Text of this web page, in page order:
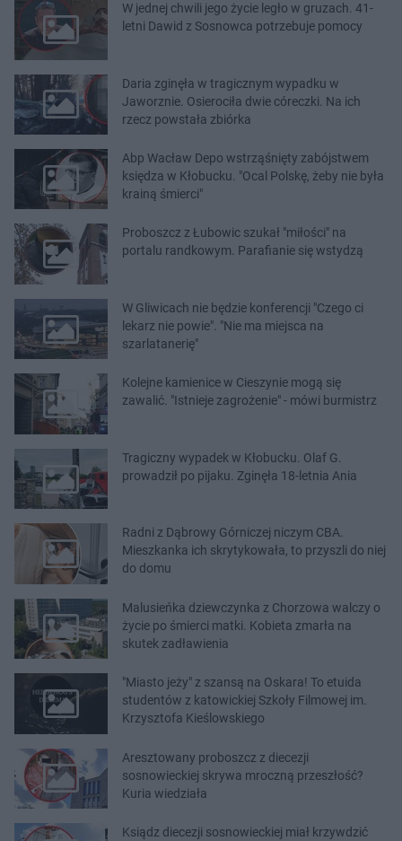
W jednej chwili jego życie legło w gruzach. 41-
letni Dawid z Sosnowca potrzebuje pomocy
Daria zginęła w tragicznym wypadku w
Jaworznie. Osierociła dwie córeczki. Na ich
rzecz powstała zbiórka
Abp Wacław Depo wstrząśnięty zabójstwem
księdza w Kłobucku. "Ocal Polskę, żeby nie była
krainą śmierci"
Proboszcz z Łubowic szukał "miłości" na
portalu randkowym. Parafianie się wstydzą
W Gliwicach nie będzie konferencji "Czego ci
lekarz nie powie". "Nie ma miejsca na
szarlatanerię"
Kolejne kamienice w Cieszynie mogą się
zawalić. "Istnieje zagrożenie" - mówi burmistrz
Tragiczny wypadek w Kłobucku. Olaf G.
prowadził po pijaku. Zginęła 18-letnia Ania
Radni z Dąbrowy Górniczej niczym CBA.
Mieszkanka ich skrytykowała, to przyszli do niej
do domu
Malusieńka dziewczynka z Chorzowa walczy o
życie po śmierci matki. Kobieta zmarła na
skutek zadławienia
"Miasto jeży" z szansą na Oskara! To etuida
studentów z katowickiej Szkoły Filmowej im.
Krzysztofa Kieślowskiego
Aresztowany proboszcz z diecezji
sosnowieckiej skrywa mroczną przeszłość?
Kuria wiedziała
Ksiądz diecezji sosnowieckiej miał krzywdzić